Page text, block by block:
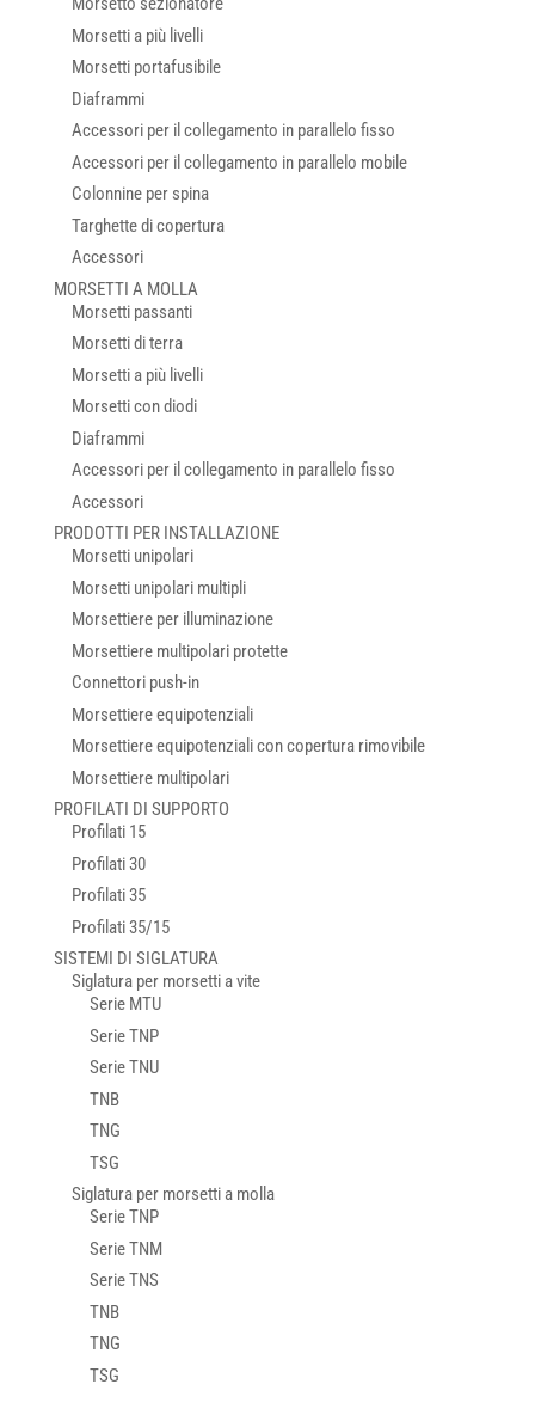
Morsetti a più livelli
Morsetti portafusibile
Diaframmi
Accessori per il collegamento in parallelo fisso
Accessori per il collegamento in parallelo mobile
Colonnine per spina
Targhette di copertura
Accessori
MORSETTI A MOLLA
Morsetti passanti
Morsetti di terra
Morsetti a più livelli
Morsetti con diodi
Diaframmi
Accessori per il collegamento in parallelo fisso
Accessori
PRODOTTI PER INSTALLAZIONE
Morsetti unipolari
Morsetti unipolari multipli
Morsettiere per illuminazione
Morsettiere multipolari protette
Connettori push-in
Morsettiere equipotenziali
Morsettiere equipotenziali con copertura rimovibile
Morsettiere multipolari
PROFILATI DI SUPPORTO
Profilati 15
Profilati 30
Profilati 35
Profilati 35/15
SISTEMI DI SIGLATURA
Siglatura per morsetti a vite
Serie MTU
Serie TNP
Serie TNU
TNB
TNG
TSG
Siglatura per morsetti a molla
Serie TNP
Serie TNM
Serie TNS
TNB
TNG
TSG